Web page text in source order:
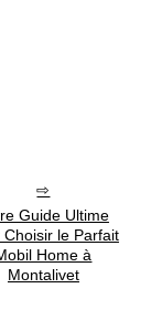
Guide Ultime
Choisir le Parfait
Home à
Montalivet